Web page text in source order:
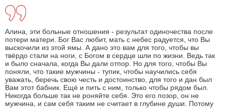
Алина, эти больные отношения - результат одиночества после
потери матери. Бог Вас любит, мать с небес радуется, что Вы
выскочили из этой ямы. А дано это вам для того, чтобы вы
твёрдо стали на ноги, с Богом в сердце шли по жизни. Ведь так
и было сначала, когда Вы дали отпор. Но для того, чтобы Вы
поняли, что такие мужчины - тупик, чтобы научились себя
уважать, беречь свою честь и достоинство, для того и дан был
Вам этот бабник. Ещё и пить с ним, только чтобы рядом был.
Никогда больше так не роняйте себя. Это его позор, он не
мужчина, и сам себя таким не считает в глубине души. Потому